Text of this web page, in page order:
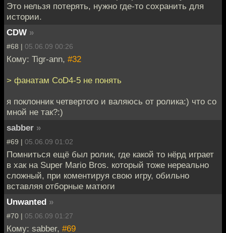
Это нельзя потерять, нужно где-то сохранить для
истории.
CDW »
#68 | 05.06.09 00:26
Кому: Tigr-ann, #32
> фанатам CoD4-5 не понять
я поклонник четвертого и валяюсь от ролика:) что со
мной не так?:)
sabber »
#69 | 05.06.09 01:02
Помниться ещё был ролик, где какой то нёрд играет
в хак на Super Mario Bros. который тоже нереально
сложный, при коментируя свою игру, обильно
вставляя отборные матюги
Unwanted »
#70 | 05.06.09 01:27
Кому: sabber, #69